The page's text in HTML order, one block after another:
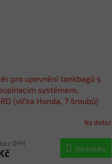
pro upevnění tankbagů s
systémem,
(víčka Honda, 7 šroubů)
Na dotaz
DPH
Do košíku